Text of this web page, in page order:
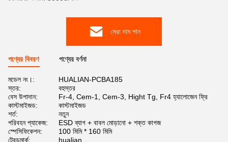
সেরা দাম পান
পণ্যের বিবরণ পণ্যের বর্ণনা
মডেল নং।:
HUALIAN-PCBA185
স্তর:
বহুস্তর
বেস উপাদান:
Fr-4, Cem-1, Cem-3, Hight Tg, Fr4 হ্যালোজেন ফ্রি
কাস্টমাইজড:
কাস্টমাইজড
শর্ত:
নতুন
পরিবহন প্যাকেজ:
ESD ব্যাগ + বাবল মোড়ানো + শক্ত কাগজ
স্পেসিফিকেশন:
100 মিমি * 160 মিমি
ট্রেডমার্ক:
hualian